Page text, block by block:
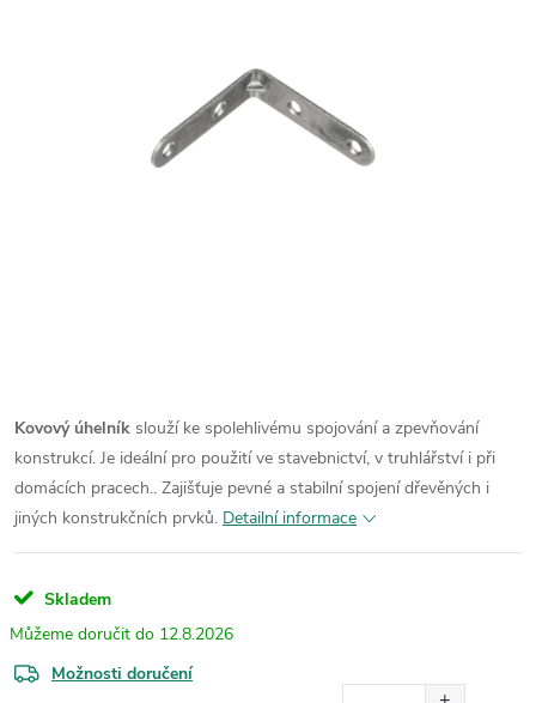
Kovový úhelník slouží ke spolehlivému spojování a zpevňování
konstrukcí. Je ideální pro použití ve stavebnictví, v truhlářství i při
domácích pracech.. Zajišťuje pevné a stabilní spojení dřevěných i
jiných konstrukčních prvků. Detailní informace
Skladem
12.8.2026
Možnosti doručení